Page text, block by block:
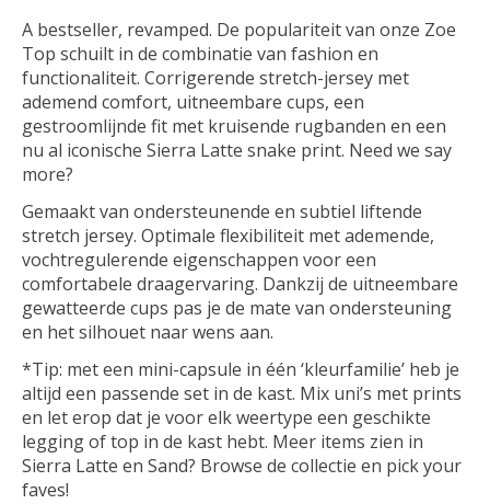
A bestseller, revamped. De populariteit van onze Zoe
Top schuilt in de combinatie van fashion en
functionaliteit. Corrigerende stretch-jersey met
ademend comfort, uitneembare cups, een
gestroomlijnde fit met kruisende rugbanden en een
nu al iconische Sierra Latte snake print. Need we say
more?
Gemaakt van ondersteunende en subtiel liftende
stretch jersey. Optimale flexibiliteit met ademende,
vochtregulerende eigenschappen voor een
comfortabele draagervaring. Dankzij de uitneembare
gewatteerde cups pas je de mate van ondersteuning
en het silhouet naar wens aan.
*Tip: met een mini-capsule in één ‘kleurfamilie’ heb je
altijd een passende set in de kast. Mix uni’s met prints
en let erop dat je voor elk weertype een geschikte
legging of top in de kast hebt. Meer items zien in
Sierra Latte en Sand? Browse de collectie en pick your
faves!